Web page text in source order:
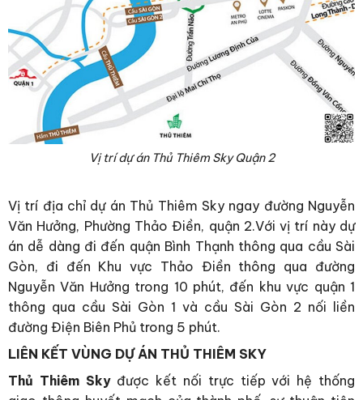
Vị trí dự án Thủ Thiêm Sky Quận 2
Vị trí địa chỉ dự án Thủ Thiêm Sky ngay đường Nguyễn
Văn Hưởng, Phường Thảo Điền, quận 2.Với vị trí này dự
án dễ dàng đi đến quận Bình Thạnh thông qua cầu Sài
Gòn, đi đến Khu vực Thảo Điền thông qua đường
Nguyễn Văn Hưởng trong 10 phút, đến khu vực quận 1
thông qua cầu Sài Gòn 1 và cầu Sài Gòn 2 nối liền
đường Điện Biên Phủ trong 5 phút.
LIÊN KẾT VÙNG DỰ ÁN THỦ THIÊM SKY
Thủ Thiêm Skyđược kết nối trực tiếp với hệ thống